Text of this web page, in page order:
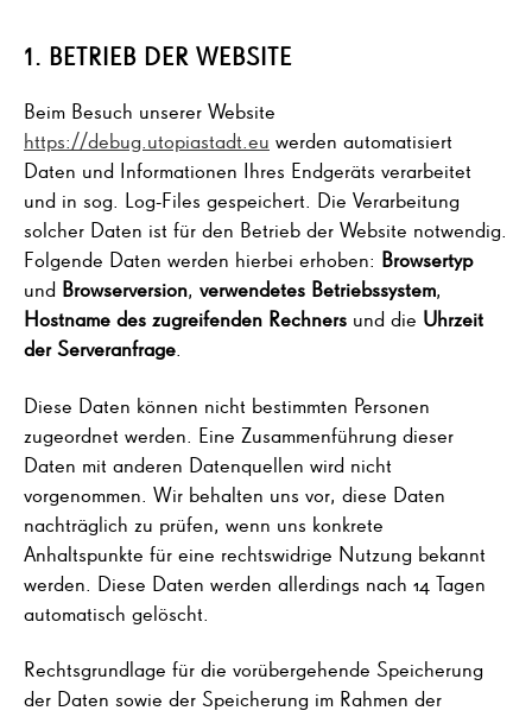
1. BETRIEB DER WEBSITE
Beim Besuch unserer Website
https://debug.utopiastadt.eu werden automatisiert
Daten und Informationen Ihres Endgeräts verarbeitet
und in sog. Log-Files gespeichert. Die Verarbeitung
solcher Daten ist für den Betrieb der Website notwendig.
Folgende Daten werden hierbei erhoben: Browsertyp
und Browserversion, verwendetes Betriebssystem,
Hostname des zugreifenden Rechners und die Uhrzeit
der Serveranfrage
Diese Daten können nicht bestimmten Personen
zugeordnet werden. Eine Zusammenführung dieser
Daten mit anderen Datenquellen wird nicht
vorgenommen. Wir behalten uns vor, diese Daten
nachträglich zu prüfen, wenn uns konkrete
Anhaltspunkte für eine rechtswidrige Nutzung bekannt
werden. Diese Daten werden allerdings nach 14 Tagen
automatisch gelöscht.
Rechtsgrundlage für die vorübergehende Speicherung
der Daten sowie der Speicherung im Rahmen der